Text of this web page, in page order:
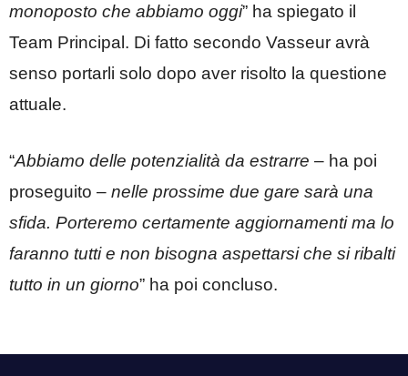
monoposto che abbiamo oggi” ha spiegato il
Team Principal. Di fatto secondo Vasseur avrà
senso portarli solo dopo aver risolto la questione
attuale.
“Abbiamo delle potenzialità da estrarre – ha poi
proseguito – nelle prossime due gare sarà una
sfida. Porteremo certamente aggiornamenti ma lo
faranno tutti e non bisogna aspettarsi che si ribalti
tutto in un giorno” ha poi concluso.